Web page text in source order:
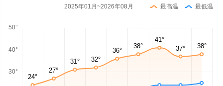
2025年01月~2026年08月 最高温 最低温